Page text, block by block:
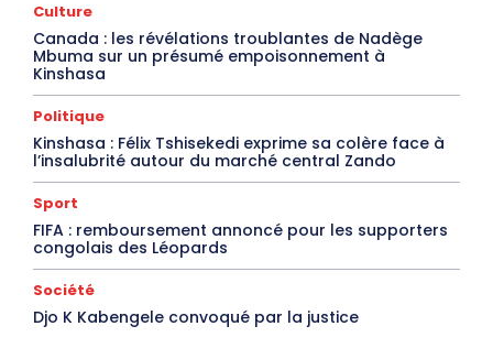
Culture
Canada : les révélations troublantes de Nadège
Mbuma sur un présumé empoisonnement à
Kinshasa
Politique
Kinshasa : Félix Tshisekedi exprime sa colère face à
l’insalubrité autour du marché central Zando
Sport
FIFA : remboursement annoncé pour les supporters
congolais des Léopards
Société
Djo K Kabengele convoqué par la justice